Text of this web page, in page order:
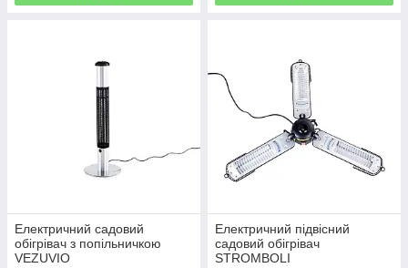
Електричний садовий
обігрівач з попільничкою
VEZUVIO
Електричний підвісний
садовий обігрівач
STROMBOLI